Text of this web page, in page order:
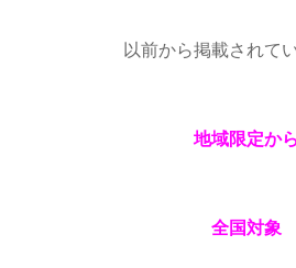
以前から掲載されて
地域限定から
全国対象